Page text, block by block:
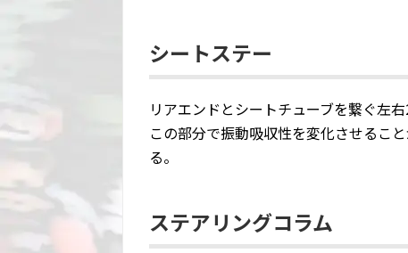
シートステー
リアエンドとシートチューブを繋ぐ左右
この部分で振動吸収性を変化させるこ
る。
ステアリングコラム